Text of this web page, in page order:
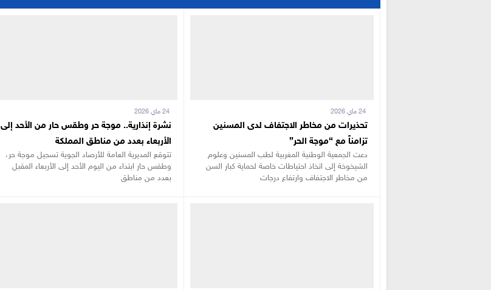
تحذيرات من مخاطر الاجتفاف لدى المسنين
تزامناً مع “موجة الحر”
دعت الجمعية الوطنية المغربية لطب المسنين وعلوم
الشيخوخة إلى اتخاذ احتياطات خاصة لحماية كبار السن
من مخاطر الاجتفاف وارتفاع درجات
نشرة إنذارية.. موجة حر وطقس حار من الأحد إلى
الأربعاء بعدد من مناطق المملكة
تتوقع المديرية العامة للأرصاد الجوية تسجيل موجة حر،
وطقس حار ابتداء من اليوم الأحد إلى الأربعاء المقبل
بعدد من مناطق